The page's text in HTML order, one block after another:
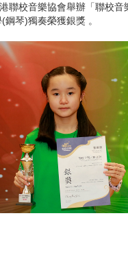
聯校音樂協會舉辦「聯校音
琴)獨奏榮獲銀獎 。